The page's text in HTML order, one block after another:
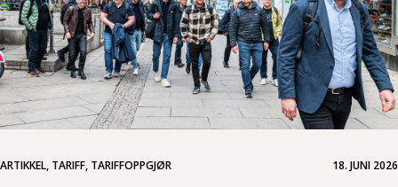
ARTIKKEL, TARIFF, TARIFFOPPGJØR 18. JUNI 2026